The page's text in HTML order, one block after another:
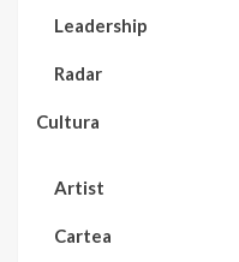
Leadership
Radar
Cultura
Artist
Cartea